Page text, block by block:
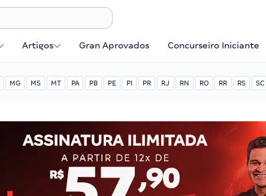
Artigos Gran Aprovados Concurseiro Iniciante
MG MS MT PA PB PE PI PR RJ RN RO RR RS SC